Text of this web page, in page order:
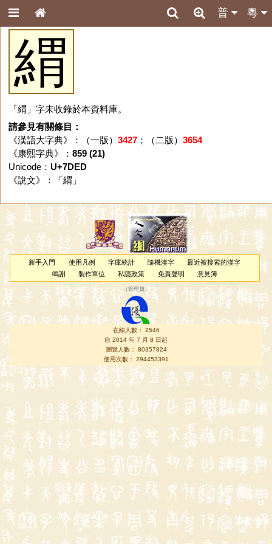
粵
普
緭
「緭」字未收錄於本資料庫。
請參見有關條目：
《漢語大字典》：（一版） 3427；（二版） 3654
《康熙字典》： 859 (21)
Unicode： U+7DED
《說文》：「 緭 」
新手入門 使用凡例 字庫統計 隨機漢字
最近被搜索的漢字
鳴謝
製作單位 私隱政策 免責聲明 意見簿
（管理員 ）
在線人數： 2546
自 2014 年 7 月 8 日起
瀏覽人數： 80357824
使用次數： 294453391